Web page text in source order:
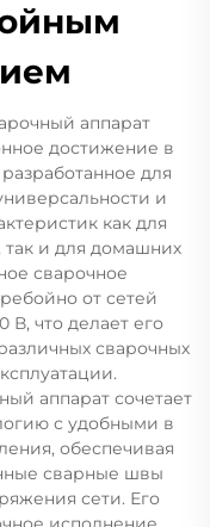
аппарат
достижение в
для
и
как для
и для домашних
сварочное
от сетей
В, что делает его
сварочных
аппарат сочетает
с удобными в
обеспечивая
сварные швы
сети. Его